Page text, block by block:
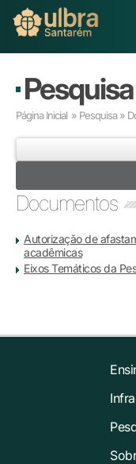
Buscar
Ensino Básico
Graduação
Educação a Distância
Pesquisa
Pesquisa
Página Inicial » Pesquisa »
Documentos
Autorização de
acadêmicas
Eixos Temáticos da